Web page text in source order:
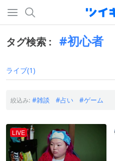
タグ検索 : 初心者
ライブ(1)
絞込み: 雑談 占い ゲーム
LIVE